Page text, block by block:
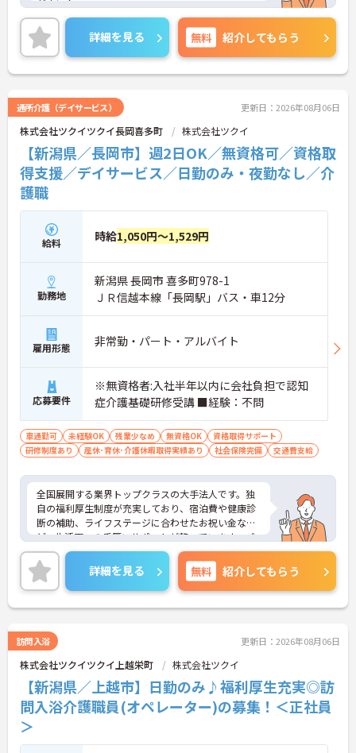
詳細を見る 無料 紹介してもらう
通所介護（デイサービス） 更新日：2026年08月06日
株式会社ツクイツクイ長岡喜多町 株式会社ツクイ
【新潟県／長岡市】週2日OK／無資格可／資格取
得支援／デイサービス／日勤のみ・夜勤なし／介
護職
給料 時給1,050円～1,529円
勤務地
新潟県 長岡市 喜多町978-1
ＪＲ信越本線「長岡駅」バス・車12分
雇用形態 非常勤・パート・アルバイト
応募要件
※無資格者:入社半年以内に会社負担で認知
症介護基礎研修受講 ■経験：不問
車通勤可 未経験OK 残業少なめ 無資格OK
資格取得サポート
研修制度あり
産休･育休･介護休暇取得実績あり 社会保険完備 交通費支給
全国展開する業界トップクラスの大手法人です。独
自の福利厚生制度が充実しており、宿泊費や健康診
断の補助、ライフステージに合わせたお祝い金な
ど、生活面への手厚いサポートが整っています。パ
ート勤務の方にも年2回の特別手当支給実績があ
り、頑張りがしっかりお給料に還元される点も大き
な魅力です。夜勤のない日勤のみのお仕事で、週2日
からの勤務相談も可能となっており、ワークライフ
バランスを大切にしたい方におすすめいたします。
できるキャリア制度があるため、さらなるスキルア
ップを目指す方にも最適な環境です。髪色やネイル
なども規定内で自由となっており、あなたらしさを
大切にしながら安心して長くご活躍いただける職場
となっています。
詳細を見る 無料 紹介してもらう
訪問入浴 更新日：2026年08月06日
株式会社ツクイツクイ上越栄町 株式会社ツクイ
【新潟県／上越市】日勤のみ♪福利厚生充実◎訪
問入浴介護職員(オペレーター)の募集！＜正社員
＞